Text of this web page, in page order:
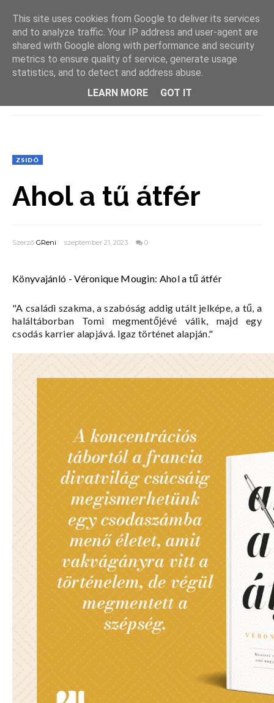
ZSIDÓ
Ahol a tű átfér
Szerző GReni szeptember 21, 2023 0
Könyvajánló - Véronique Mougin: Ahol a tű átfér
"A családi szakma, a szabóság addig utált jelképe, a tű, a
haláltáborban Tomi megmentőjévé válik, majd egy
csodás karrier alapjává. Igaz történet alapján."
This site uses cookies from Google to deliver its services
and to analyze traffic. Your IP address and user-agent are
shared with Google along with performance and security
metrics to ensure quality of service, generate usage
statistics, and to detect and address abuse.
LEARN MORE
GOT IT